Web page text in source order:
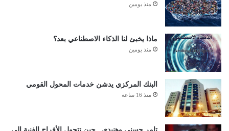
منذ يومين
ماذا يخبئ لنا الذكاء الاصطناعي بعد؟
منذ يومين
البنك المركزي يدشن خدمات المحول القومي
منذ 16 ساعة